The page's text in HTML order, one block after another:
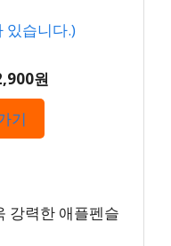
있습니다.)
원
기
강력한 애플펜슬